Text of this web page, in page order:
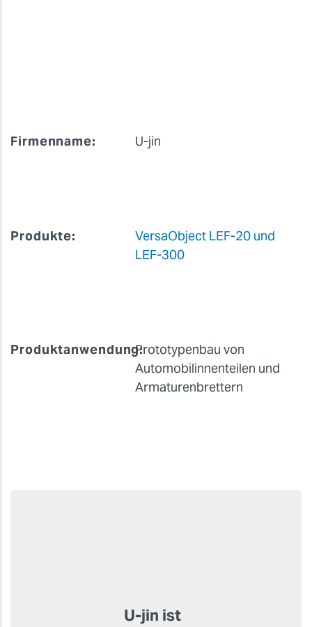
Firmenname: U-jin
Produkte:
VersaObject LEF-20 und
LEF-300
Produktanwendung:Prototypenbau von
Automobilinnenteilen und
Armaturenbrettern
U-jin ist